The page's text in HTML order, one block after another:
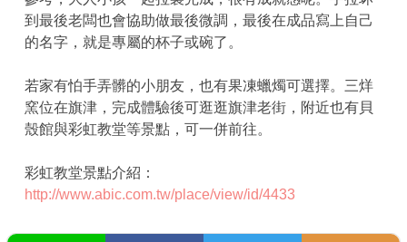
到最後老闆也會協助做最後微調，最後在成品寫上自己
的名字，就是專屬的杯子或碗了。
若家有怕手弄髒的小朋友，也有果凍蠟燭可選擇。三烊
窯位在旗津，完成體驗後可逛逛旗津老街，附近也有貝
殼館與彩虹教堂等景點，可一併前往。
彩虹教堂景點介紹：
http://www.abic.com.tw/place/view/id/4433